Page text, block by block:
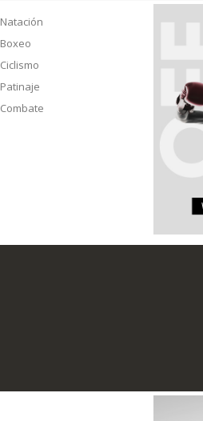
Natación
Boxeo
Ciclismo
Patinaje
Combate